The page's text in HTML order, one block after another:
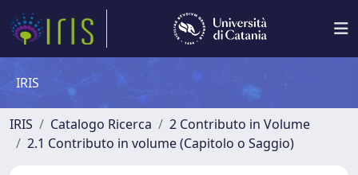
IRIS
IRIS Catalogo Ricerca
2 Contributo in Volume
2.1 Contributo in volume (Capitolo o Saggio)